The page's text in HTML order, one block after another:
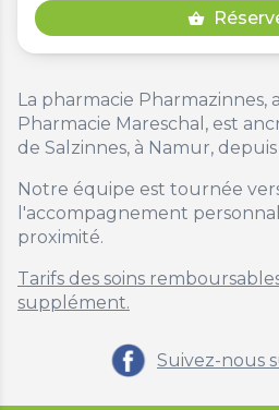
shopping_basket
La pharmacie Pharmazinnes,
Pharmacie Mareschal, est
de Salzinnes, à Namur,
Notre équipe est tournée
l'accompagnement
proximité.
Tarifs des soins
supplément.
Suivez-nous